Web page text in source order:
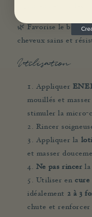
🌿 Favorise le bien-
cheveux sains et
Utilisation
Appliquer
mouillés et
stimuler la micro-
Rincer
Appliquer la
et masser
Ne pas rincer
Utiliser encure
idéalement 2 à 3
chute et renforcer